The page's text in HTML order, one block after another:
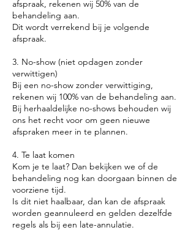
afspraak, rekenen wij 50% van de
behandeling aan.
Dit wordt verrekend bij je volgende
afspraak.
3. No-show (niet opdagen zonder
verwittigen)
Bij een no-show zonder verwittiging,
rekenen wij 100% van de behandeling aan.
Bij herhaaldelijke no-shows behouden wij
ons het recht voor om geen nieuwe
afspraken meer in te plannen.
4. Te laat komen
Kom je te laat? Dan bekijken we of de
behandeling nog kan doorgaan binnen de
voorziene tijd.
Is dit niet haalbaar, dan kan de afspraak
worden geannuleerd en gelden dezelfde
regels als bij een late-annulatie.